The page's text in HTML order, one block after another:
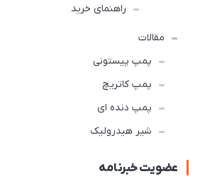
راهنمای خرید
مقالات
پمپ پیستونی
پمپ کاتریچ
پمپ دنده ای
شیر هیدرولیک
عضویت خبرنامه